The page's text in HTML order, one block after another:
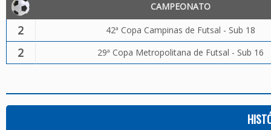
CAMPEONATO
2 42ª Copa Campinas de Futsal - Sub 18
2 29ª Copa Metropolitana de Futsal - Sub 16